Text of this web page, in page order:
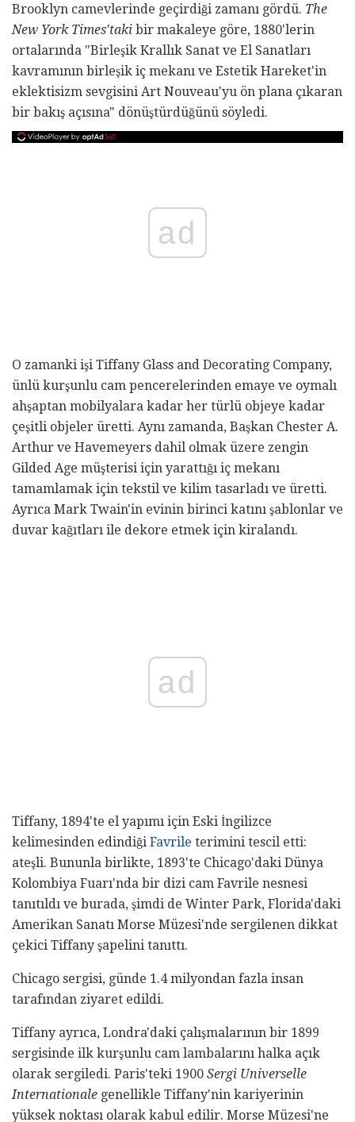
Brooklyn camevlerinde geçirdiği zamanı gördü. The
New York Times'taki bir makaleye göre, 1880'lerin
ortalarında "Birleşik Krallık Sanat ve El Sanatları
kavramının birleşik iç mekanı ve Estetik Hareket'in
eklektisizm sevgisini Art Nouveau'yu ön plana çıkaran
bir bakış açısına" dönüştürdüğünü söyledi.
ad
O zamanki işi Tiffany Glass and Decorating Company,
ünlü kurşunlu cam pencerelerinden emaye ve oymalı
ahşaptan mobilyalara kadar her türlü objeye kadar
çeşitli objeler üretti. Aynı zamanda, Başkan Chester A.
Arthur ve Havemeyers dahil olmak üzere zengin
Gilded Age müşterisi için yarattığı iç mekanı
tamamlamak için tekstil ve kilim tasarladı ve üretti.
Ayrıca Mark Twain'in evinin birinci katını şablonlar ve
duvar kağıtları ile dekore etmek için kiralandı.
ad
Tiffany, 1894'te el yapımı için Eski İngilizce
kelimesinden edindiği Favrile terimini tescil etti:
ateşli. Bununla birlikte, 1893'te Chicago'daki Dünya
Kolombiya Fuarı'nda bir dizi cam Favrile nesnesi
tanıtıldı ve burada, şimdi de Winter Park, Florida'daki
Amerikan Sanatı Morse Müzesi'nde sergilenen dikkat
çekici Tiffany şapelini tanıttı.
Chicago sergisi, günde 1.4 milyondan fazla insan
tarafından ziyaret edildi.
Tiffany ayrıca, Londra'daki çalışmalarının bir 1899
sergisinde ilk kurşunlu cam lambalarını halka açık
olarak sergiledi. Paris'teki 1900 Sergi Universelle
Internationale genellikle Tiffany'nin kariyerinin
yüksek noktası olarak kabul edilir. Morse Müzesi'ne